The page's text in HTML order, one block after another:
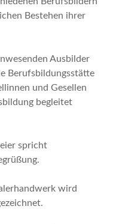
Bestehen ihrer
Ausbilder
Berufsbildungsstätte
und Gesellen
begleitet
spricht
wird